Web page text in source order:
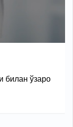
билан ўзаро